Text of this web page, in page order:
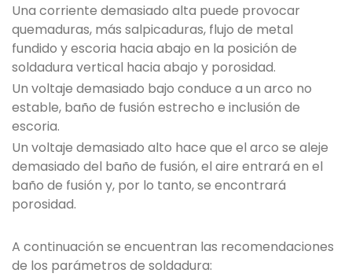
Una corriente demasiado alta puede provocar
quemaduras, más salpicaduras, flujo de metal
fundido y escoria hacia abajo en la posición de
soldadura vertical hacia abajo y porosidad.
Un voltaje demasiado bajo conduce a un arco no
estable, baño de fusión estrecho e inclusión de
escoria.
Un voltaje demasiado alto hace que el arco se aleje
demasiado del baño de fusión, el aire entrará en el
baño de fusión y, por lo tanto, se encontrará
porosidad.
A continuación se encuentran las recomendaciones
de los parámetros de soldadura: